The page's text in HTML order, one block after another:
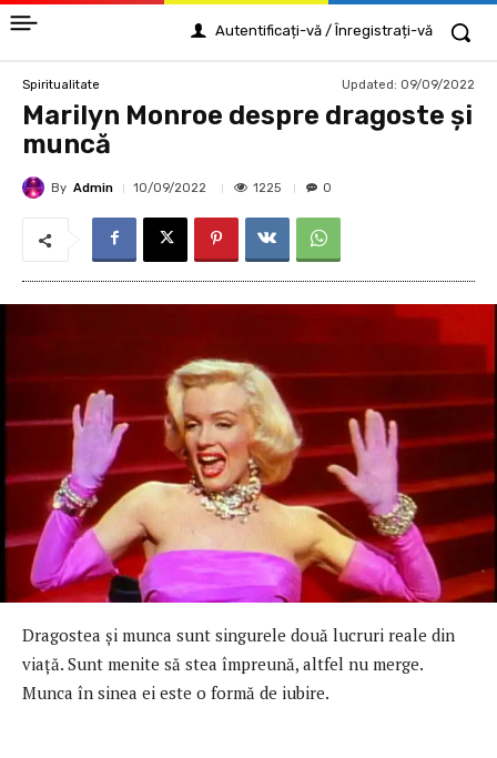
Autentificați-vă / Înregistrați-vă
Spiritualitate Updated: 09/09/2022
Marilyn Monroe despre dragoste și
muncă
By Admin 10/09/2022 1225 0
Dragostea şi munca sunt singurele două lucruri reale din
viaţă. Sunt menite să stea împreună, altfel nu merge.
Munca în sinea ei este o formă de iubire.